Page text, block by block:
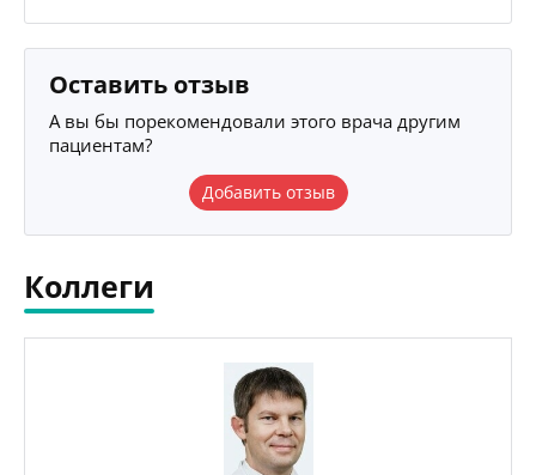
Оставить отзыв
А вы бы порекомендовали этого врача другим
пациентам?
Добавить отзыв
Коллеги